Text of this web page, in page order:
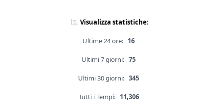
Visualizza statistiche:
Ultime 24 ore: 16
Ultimi 7 giorni: 75
Ultimi 30 giorni: 345
Tutti i Tempi: 11,306